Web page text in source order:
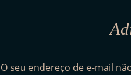
O seu endereço de e-mail